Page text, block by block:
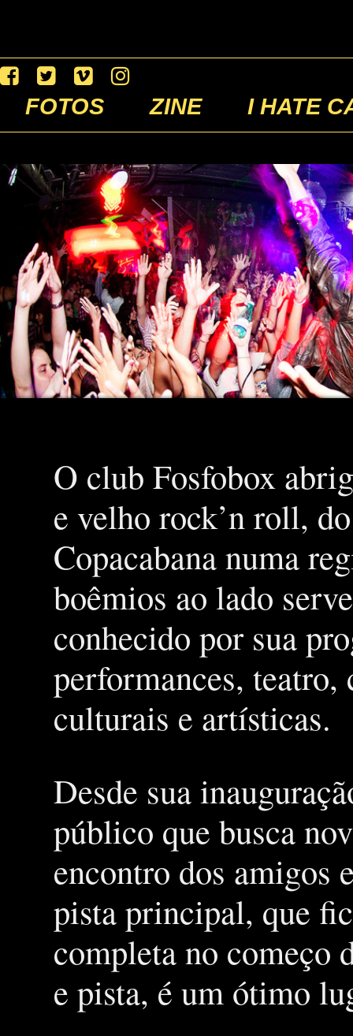
FOTOS ZINE I HATE
O club Fosfobox
e velho rock’n roll,
Copacabana numa
boêmios ao lado
conhecido por sua
performances, teatro,
culturais e artísticas.
Desde sua
público que busca
encontro dos amigos
pista principal, que
completa no começo
e pista, é um ótimo